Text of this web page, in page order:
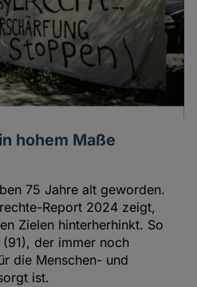
hohem Maße
75 Jahre alt geworden.
Report 2024 zeigt,
Zielen hinterherhinkt. So
(91), der immer noch
die Menschen- und
ist.